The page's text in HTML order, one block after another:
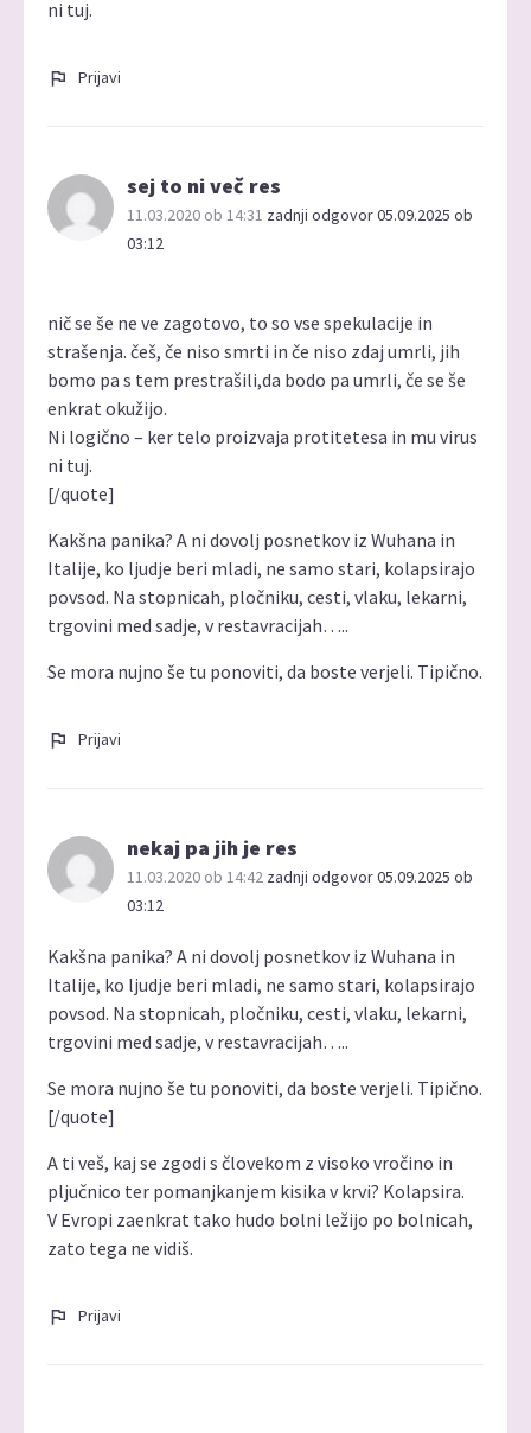
ni tuj.
Prijavi
sej to ni več res
11.03.2020 ob 14:31 zadnji odgovor 05.09.2025 ob
03:12
nič se še ne ve zagotovo, to so vse spekulacije in
strašenja. češ, če niso smrti in če niso zdaj umrli, jih
bomo pa s tem prestrašili,da bodo pa umrli, če se še
enkrat okužijo.
Ni logično – ker telo proizvaja protitetesa in mu virus
ni tuj.
[/quote]
Kakšna panika? A ni dovolj posnetkov iz Wuhana in
Italije, ko ljudje beri mladi, ne samo stari, kolapsirajo
povsod. Na stopnicah, pločniku, cesti, vlaku, lekarni,
trgovini med sadje, v restavracijah…..
Se mora nujno še tu ponoviti, da boste verjeli. Tipično.
Prijavi
nekaj pa jih je res
11.03.2020 ob 14:42 zadnji odgovor 05.09.2025 ob
03:12
Kakšna panika? A ni dovolj posnetkov iz Wuhana in
Italije, ko ljudje beri mladi, ne samo stari, kolapsirajo
povsod. Na stopnicah, pločniku, cesti, vlaku, lekarni,
trgovini med sadje, v restavracijah…..
Se mora nujno še tu ponoviti, da boste verjeli. Tipično.
[/quote]
A ti veš, kaj se zgodi s človekom z visoko vročino in
pljučnico ter pomanjkanjem kisika v krvi? Kolapsira.
V Evropi zaenkrat tako hudo bolni ležijo po bolnicah,
zato tega ne vidiš.
Prijavi